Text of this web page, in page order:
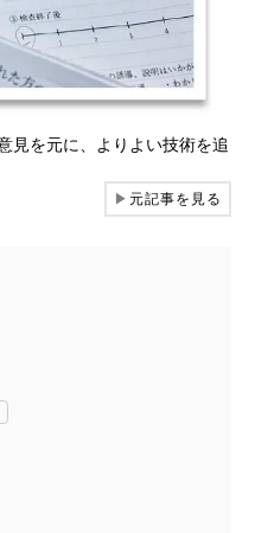
見を元に、よりよい技術を追
▶元記事を見る